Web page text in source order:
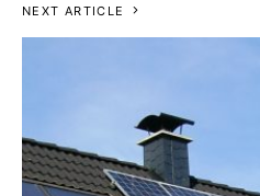
NEXT ARTICLE